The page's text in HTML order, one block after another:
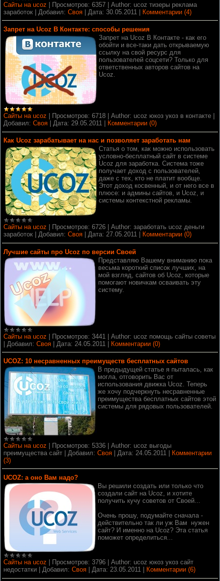
Сайты на ucoz | Просмотров: 6357 | Author: ucoz тизеры реклама
заработок | Добавил: Своя | Дата: 30.05.2011 | Комментарии (4)
Запрет на Ucoz В Контакте: способы решения
Запрет на Ucoz В Контакте - как его
обойти и все-таки дать открываемую
ссылку на свой ресурс для
пользователей соцсети? Только для
ответственных авторов сайтов на
Ucoz.
Сайты на ucoz Просмотров: 6718 Author: ucoz юкоз укоз в контакте
Добавил: Своя Дата: 29.05.2011 Комментарии (0)
Как Ucoz зарабатывает на нас и позволяет заработать нам
Статья о том, как можно использовать
условно-бесплатный сайт в системе
Ucoz для заработка. Система тоже
получает доход с пользователей,
даже с тех, кто не платит вообще.
Этот доход косвенный, и от него все в
плюсе: и админы сайтов, и Ucoz, и
системы контекстной рекламы.
Сайты на ucoz Просмотров: 6726 Author: заработать ucoz деньги
заработок
Добавил: Своя Дата: 27.05.2011 Комментарии (0)
Лучшие сайты про Ucoz по версии Своей
Представляю Вашему вниманию пока
весьма короткий список лучших, на
мой взгляд, сайтов об Ucoz, которые
помогают новичкам осваивать эту
систему.
Сайты на ucoz | Просмотров: 3441 | Author: ucoz помощь сайты советы
| Добавил: Своя | Дата: 24.05.2011 | Комментарии (0)
UCOZ: 10 несравненных преимуществ бесплатных сайтов
В предыдущей статье я пыталась, как
могла, отговорить Вас от
использования движка Ucoz. Теперь
же хочу подчеркнуть несравненные
преимущества бесплатных сайтов этой
системы для рядовых пользователей.
Сайты на ucoz Просмотров: 5336 Author: ucoz выгоды
преимущества сайт
Добавил: Своя Дата: 24.05.2011
Комментарии
(3)
UCOZ: а оно Вам надо?
Вы решили создать или только что
создали сайт на Ucoz, и хотите
получить кучу советов от Своей...
Очень прошу, подумайте сначала -
действительно так ли уж Вам нужен
сайт? И именно на Ucoz? Эта статья
поможет определиться...
Сайты на ucoz Просмотров: 3796 Author: ucoz юкоз укоз сайт
недостатки
Добавил: Своя Дата: 23.05.2011 Комментарии (6)